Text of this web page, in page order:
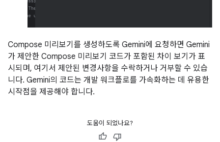
Compose 미리보기를 생성하도록 Gemini에 요청하면 Gemini
가 제안한 Compose 미리보기 코드가 포함된 차이 보기가 표
시되며, 여기서 제안된 변경사항을 수락하거나 거부할 수 있습
니다. Gemini의 코드는 개발 워크플로를 가속화하는 데 유용한
시작점을 제공해야 합니다.
도움이 되었나요?